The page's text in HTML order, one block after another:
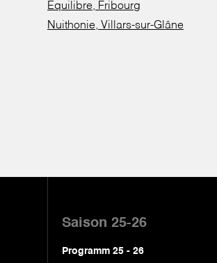
Equilibre, Fribourg
Nuithonie, Villars-sur-Glâne
Saison 25-26
Programm 25 - 26